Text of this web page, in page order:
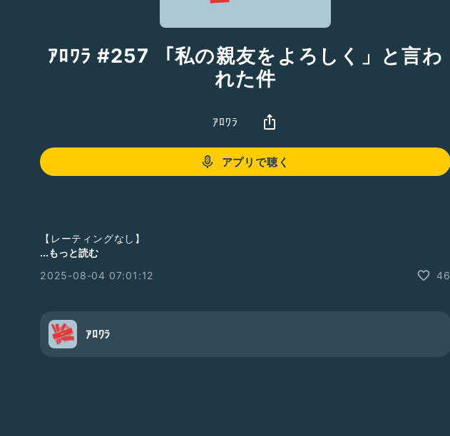
ｱﾛﾜﾗ #257 「私の親友をよろしく」と言わ
れた件
ｱﾛﾜﾗ
アプリで聴く
【レーティングなし】
...もっと読む
2025-08-04 07:01:12
46
ｱﾛﾜﾗ